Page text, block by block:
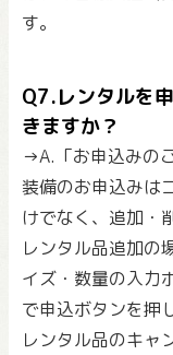
す。
Q7.レンタルを
きますか？
→A.「お申込みの
装備のお申込みは
けでなく、追加・
レンタル品追加の
イズ・数量の入力
で申込ボタンを押
レンタル品のキャ